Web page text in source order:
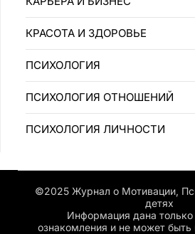
КРАСОТА И ЗДОРОВЬЕ
ПCИXOЛOГИЯ
ПCИXOЛOГИЯ OTHOШEHИЙ
ПСИХОЛОГИЯ ЛИЧНОСТИ
©2025 Журнал о Мотивации,
детях
Информация дана
ознакомления и не может быть